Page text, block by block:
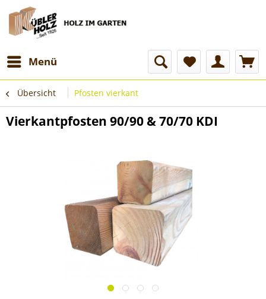
Menü
Übersicht Pfosten vierkant
Vierkantpfosten 90/90 & 70/70 KDI